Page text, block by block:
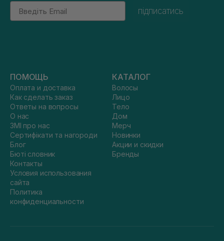
Email
підписатись
ПОМОЩЬ
Оплата и доставка
Как сделать заказ
Ответы на вопросы
О нас
ЗМІ про нас
Сертифікати та нагороди
Блог
Бюті словник
Контакты
Условия использования
сайта
Политика
конфиденциальности
КАТАЛОГ
Волосы
Лицо
Тело
Дом
Мерч
Новинки
Акции и скидки
Бренды